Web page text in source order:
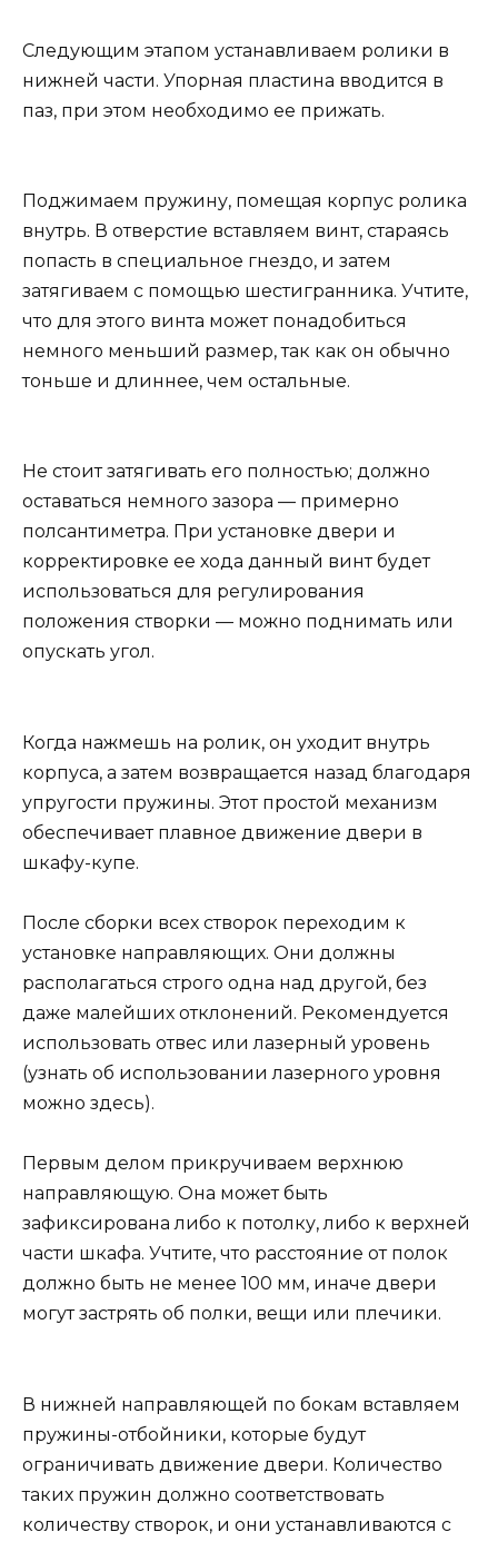
Следующим этапом устанавливаем ролики в
нижней части. Упорная пластина вводится в
паз, при этом необходимо ее прижать.
Поджимаем пружину, помещая корпус ролика
внутрь. В отверстие вставляем винт, стараясь
попасть в специальное гнездо, и затем
затягиваем с помощью шестигранника. Учтите,
что для этого винта может понадобиться
немного меньший размер, так как он обычно
тоньше и длиннее, чем остальные.
Не стоит затягивать его полностью; должно
оставаться немного зазора — примерно
полсантиметра. При установке двери и
корректировке ее хода данный винт будет
использоваться для регулирования
положения створки — можно поднимать или
опускать угол.
Когда нажмешь на ролик, он уходит внутрь
корпуса, а затем возвращается назад благодаря
упругости пружины. Этот простой механизм
обеспечивает плавное движение двери в
шкафу-купе.
После сборки всех створок переходим к
установке направляющих. Они должны
располагаться строго одна над другой, без
даже малейших отклонений. Рекомендуется
использовать отвес или лазерный уровень
(узнать об использовании лазерного уровня
можно здесь).
Первым делом прикручиваем верхнюю
направляющую. Она может быть
зафиксирована либо к потолку, либо к верхней
части шкафа. Учтите, что расстояние от полок
должно быть не менее 100 мм, иначе двери
могут застрять об полки, вещи или плечики.
В нижней направляющей по бокам вставляем
пружины-отбойники, которые будут
ограничивать движение двери. Количество
таких пружин должно соответствовать
количеству створок, и они устанавливаются с